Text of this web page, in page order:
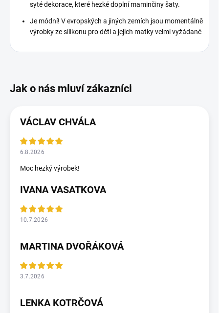
syté dekorace, které hezké doplní maminčiny šaty.
Je módní! V evropských a jiných zemích jsou momentálně
výrobky ze silikonu pro děti a jejich matky velmi vyžádané
VÁCLAV CHVÁLA
6.8.2026
Moc hezký výrobek!
IVANA VASATKOVA
10.7.2026
MARTINA DVOŘÁKOVÁ
3.7.2026
LENKA KOTRČOVÁ